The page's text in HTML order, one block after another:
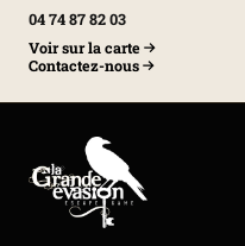
04 74 87 82 03
Voir sur la carte
Contactez-nous